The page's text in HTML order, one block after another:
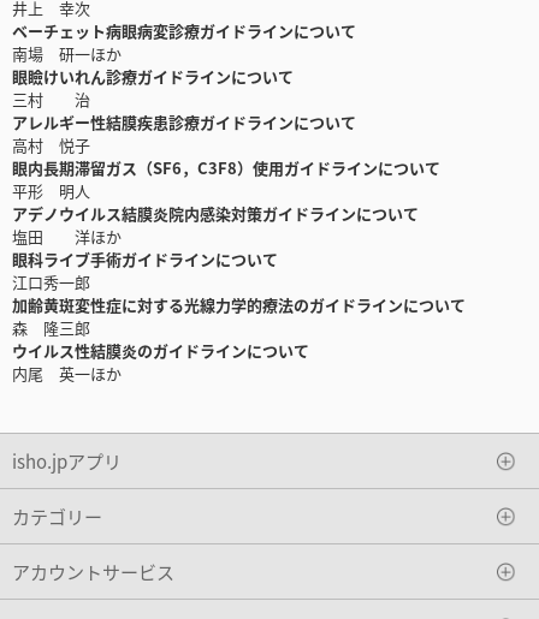
井上 幸次
ベーチェット病眼病変診療ガイドラインについて
南場 研一ほか
眼瞼けいれん診療ガイドラインについて
三村 治
アレルギー性結膜疾患診療ガイドラインについて
高村 悦子
眼内長期滞留ガス（SF6，C3F8）使用ガイドラインについて
平形 明人
アデノウイルス結膜炎院内感染対策ガイドラインについて
塩田 洋ほか
眼科ライブ手術ガイドラインについて
江口秀一郎
加齢黄斑変性症に対する光線力学的療法のガイドラインについて
森 隆三郎
ウイルス性結膜炎のガイドラインについて
内尾 英一ほか
isho.jpアプリ
カテゴリー
アカウントサービス